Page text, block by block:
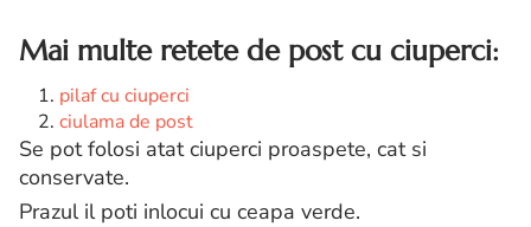
Mai multe retete de post cu ciuperci:
pilaf cu ciuperci
ciulama de post
Se pot folosi atat ciuperci proaspete, cat si
conservate.
Prazul il poti inlocui cu ceapa verde.